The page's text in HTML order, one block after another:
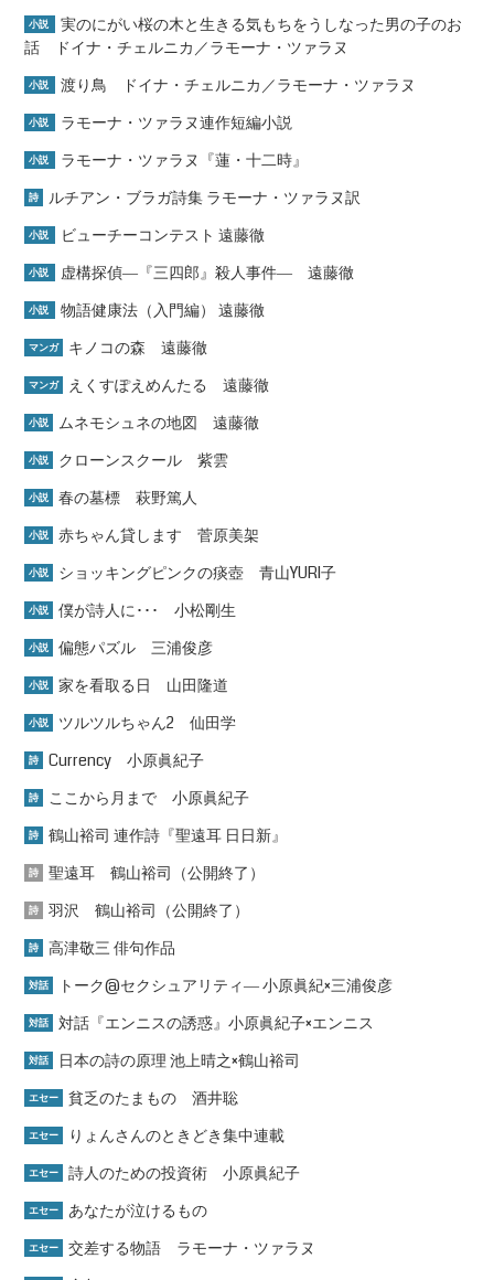
小説
実のにがい桜の木と生きる気もちをうしなった男の子のお
話 ドイナ・チェルニカ／ラモーナ・ツァラヌ
小説 渡り鳥 ドイナ・チェルニカ／ラモーナ・ツァラヌ
小説 ラモーナ・ツァラヌ連作短編小説
小説 ラモーナ・ツァラヌ『蓮・十二時』
詩 ルチアン・ブラガ詩集 ラモーナ・ツァラヌ訳
小説 ビューチーコンテスト 遠藤徹
小説 虚構探偵―『三四郎』殺人事件― 遠藤徹
小説 物語健康法（入門編） 遠藤徹
マンガ キノコの森 遠藤徹
マンガ えくすぽえめんたる 遠藤徹
小説 ムネモシュネの地図 遠藤徹
小説 クローンスクール 紫雲
小説 春の墓標 萩野篤人
小説 赤ちゃん貸します 菅原美架
小説 ショッキングピンクの痰壺 青山YURI子
小説 僕が詩人に･･･ 小松剛生
小説 偏態パズル 三浦俊彦
小説 家を看取る日 山田隆道
小説 ツルツルちゃん2 仙田学
詩 Currency 小原眞紀子
詩 ここから月まで 小原眞紀子
詩 鶴山裕司 連作詩『聖遠耳 日日新』
詩 聖遠耳 鶴山裕司（公開終了）
詩 羽沢 鶴山裕司（公開終了）
詩 高津敬三 俳句作品
対話 トーク@セクシュアリティ― 小原眞紀×三浦俊彦
対話 対話『エンニスの誘惑』小原眞紀子×エンニス
対話 日本の詩の原理 池上晴之×鶴山裕司
エセー 貧乏のたまもの 酒井聡
エセー りょんさんのときどき集中連載
エセー 詩人のための投資術 小原眞紀子
エセー あなたが泣けるもの
エセー 交差する物語 ラモーナ・ツァラヌ